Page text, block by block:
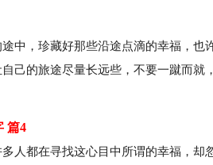
中，珍藏好那些沿途点滴的幸福，
己的旅途尽量长远些，不要一蹴而
篇4
人都在寻找这心目中所谓的幸福，却